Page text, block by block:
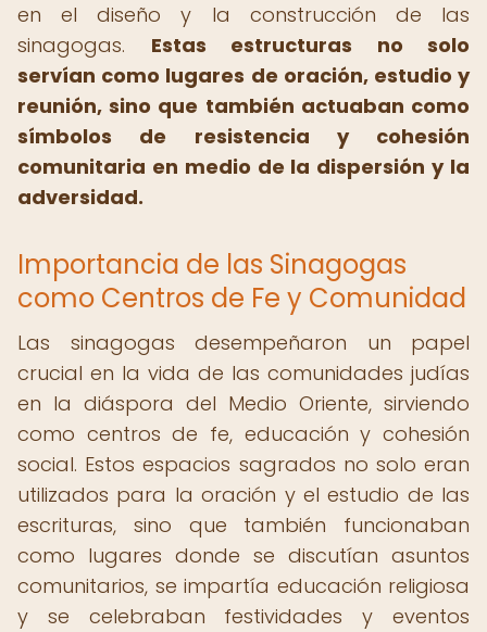
en el diseño y la construcción de las
sinagogas. Estas estructuras no solo
servían como lugares de oración, estudio y
reunión, sino que también actuaban como
símbolos de resistencia y cohesión
comunitaria en medio de la dispersión y la
adversidad.
Importancia de las Sinagogas
como Centros de Fe y Comunidad
Las sinagogas desempeñaron un papel
crucial en la vida de las comunidades judías
en la diáspora del Medio Oriente, sirviendo
como centros de fe, educación y cohesión
social. Estos espacios sagrados no solo eran
utilizados para la oración y el estudio de las
escrituras, sino que también funcionaban
como lugares donde se discutían asuntos
comunitarios, se impartía educación religiosa
y se celebraban festividades y eventos